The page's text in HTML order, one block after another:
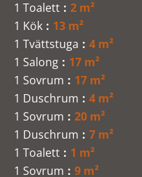
1 Toalett
2 m²
1 Kök
13 m²
1 Tvättstuga
4 m²
1 Salong
17 m²
1 Sovrum
17 m²
1 Duschrum
4 m²
1 Sovrum
20 m²
1 Duschrum
7 m²
1 Toalett
1 m²
1 Sovrum
9 m²